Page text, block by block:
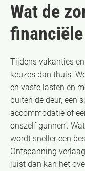
Wat de
Tijdens vakanties
keuzes dan thuis.
en vaste lasten en
buiten de deur, een
accommodatie of
onszelf gunnen’.
wordt sneller een
Ontspanning
juist dan kan het